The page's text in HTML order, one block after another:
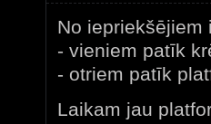
No iepriekšējiem
- vieniem patīk
- otriem patīk
Laikam jau